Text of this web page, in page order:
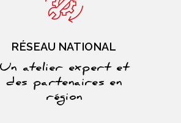
RÉSEAU NATIONAL
Un atelier expert et
des partenaires en
région